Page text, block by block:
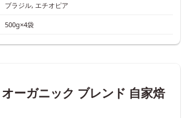
ブラジル, エチオピア
500g×4袋
ーガニック ブレンド 自家焙